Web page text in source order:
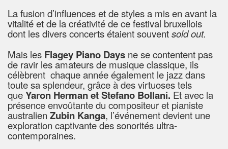
La fusion d’influences et de styles a mis en avant la
vitalité et de la créativité de ce festival bruxellois
dont les divers concerts étaient souventsold out.
Mais les Flagey Piano Days ne se contentent pas
de ravir les amateurs de musique classique, ils
célèbrent chaque année également le jazz dans
toute sa splendeur, grâce à des virtuoses tels
queYaron Herman et Stefano Bollani. Et avec la
présence envoûtante du compositeur et pianiste
australien Zubin Kanga, l’événement devient une
exploration captivante des sonorités ultra-
contemporaines.